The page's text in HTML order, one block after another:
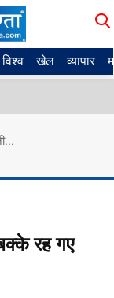
विश्व खेल व्यापार
रह गए